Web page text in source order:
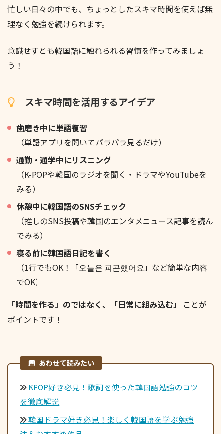
忙しい日々の中でも、ちょっとしたスキマ時間を使えば無
理なく勉強を続けられます。
意識せずとも韓国語に触れられる習慣を作ってみましょ
う！
スキマ時間を活用するアイデア
歯磨き中に単語復習
（単語アプリを開いてパラパラ見るだけ）
通勤・通学中にリスニング
（K-POPや韓国のラジオを聞く・ドラマやYouTubeを
みる）
休憩中に韓国語のSNSチェック
（推しのSNS投稿や韓国のエンタメニュース記事を読ん
でみる）
寝る前に韓国語日記を書く
（1行でもOK！「오늘은 피곤했어요」など簡単な内容
でOK）
「時間を作る」のではなく、「日常に組み込む」
ことが
ポイントです！
あわせて読みたい
KPOP好き必見！歌詞を使った韓国語勉強のコツ
を徹底解説
韓国ドラマ好き必見！楽しく韓国語を学ぶ勉強